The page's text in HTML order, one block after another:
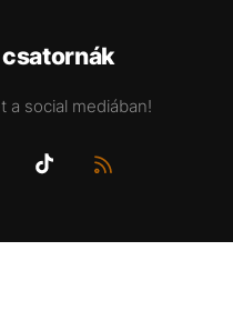
a social mediában!